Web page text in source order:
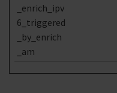
_enrich_ipv
6_triggered
_by_enrich
_am